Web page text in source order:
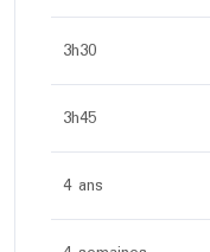
3h30
3h45
4 ans